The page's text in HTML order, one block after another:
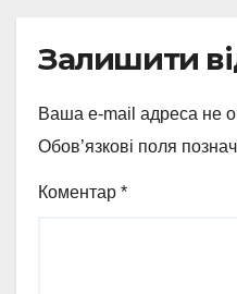
Залишити
Ваша e-mail адреса не
Обов’язкові поля
Коментар *